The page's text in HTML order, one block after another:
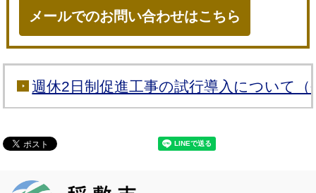
メールでのお問い合わせはこちら
週休2日制促進工事の試行導入について（